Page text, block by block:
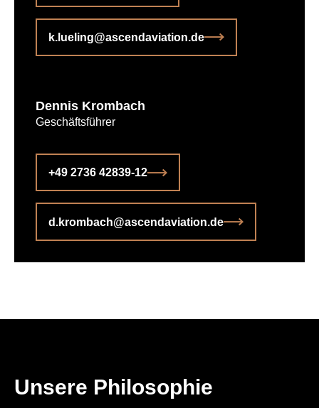
k.lueling@ascendaviation.de
Dennis Krombach
Geschäftsführer
+49 2736 42839-12
d.krombach@ascendaviation.de
Unsere Philosophie